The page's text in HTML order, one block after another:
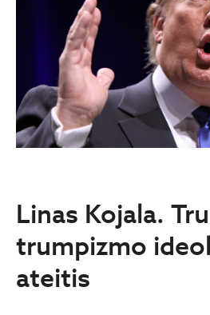
Linas Kojala.
trumpizmo
ateitis